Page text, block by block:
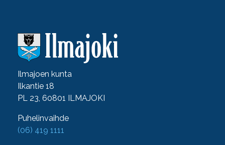
Ilmajoen kunta
Ilkantie 18
PL 23, 60801 ILMAJOKI
Puhelinvaihde
(06) 419 1111